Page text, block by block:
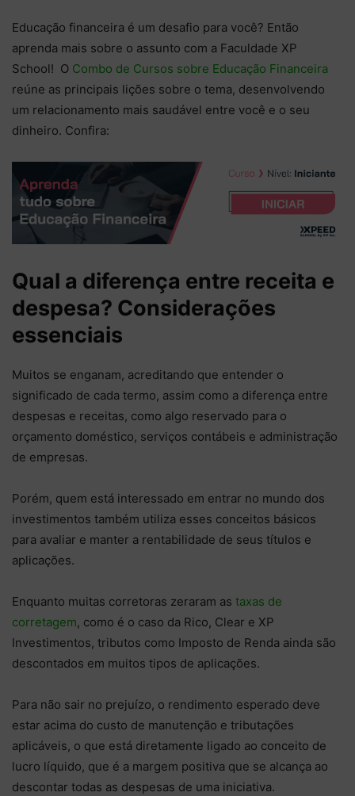
Educação financeira é um desafio para você? Então
aprenda mais sobre o assunto com a Faculdade XP
School! O Combo de Cursos sobre Educação Financeira
reúne as principais lições sobre o tema, desenvolvendo
um relacionamento mais saudável entre você e o seu
dinheiro. Confira:
Qual a diferença entre receita e
despesa? Considerações
essenciais
Muitos se enganam, acreditando que entender o
significado de cada termo, assim como a diferença entre
despesas e receitas, como algo reservado para o
orçamento doméstico, serviços contábeis e administração
de empresas.
Porém, quem está interessado em entrar no mundo dos
investimentos também utiliza esses conceitos básicos
para avaliar e manter a rentabilidade de seus títulos e
aplicações.
Enquanto muitas corretoras zeraram as taxas de
corretagem, como é o caso da Rico, Clear e XP
Investimentos, tributos como Imposto de Renda ainda são
descontados em muitos tipos de aplicações.
Para não sair no prejuízo, o rendimento esperado deve
estar acima do custo de manutenção e tributações
aplicáveis, o que está diretamente ligado ao conceito de
lucro líquido, que é a margem positiva que se alcança ao
descontar todas as despesas de uma iniciativa.